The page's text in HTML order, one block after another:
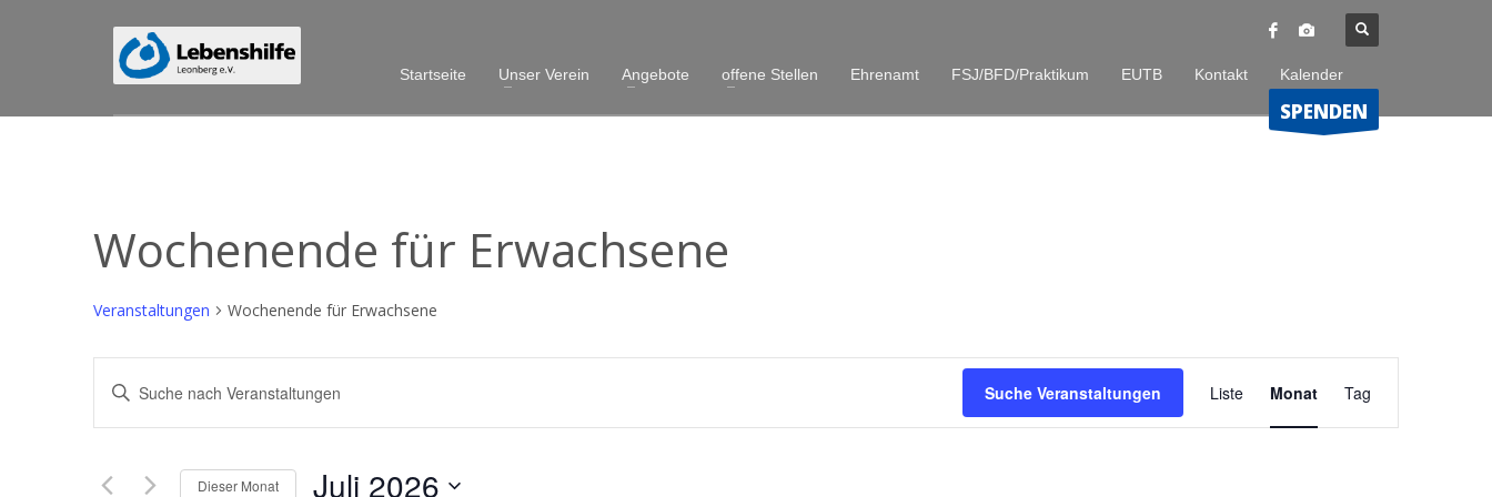
Startseite Unser Verein Angebote offene Stellen Ehrenamt FSJ/BFD/Praktikum EUTB Kontakt Kalender
SPENDEN
Wochenende für Erwachsene
Veranstaltungen Wochenende für Erwachsene
Veranstaltungen
Suche
und
Bitte
Schlüsselwort
eingeben.
nach
Suche Veranstaltungen
Veranstaltung
Ansichten-
Liste Monat Tag
Dieser Monat Juli 2026